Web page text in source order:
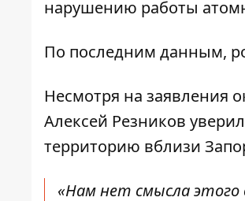
нарушению работы
По последним данным,
Несмотря на заявления
Алексей Резников уверил
территорию вблизи
«Нам нет смысла этого